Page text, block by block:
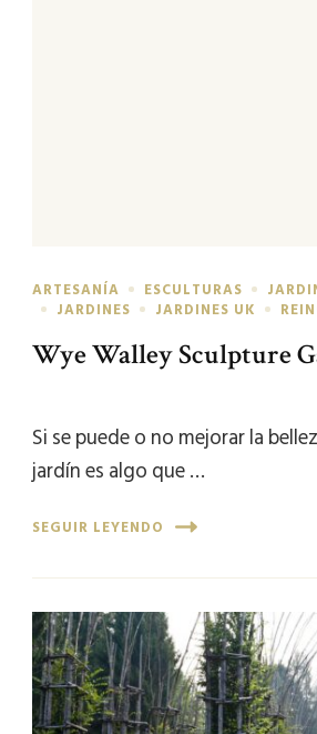
ARTESANÍA ESCULTURAS
JARDINES
JARDINES UK
Wye Walley Sculpture
Si se puede o no mejorar la
jardín es algo que …
SEGUIR LEYENDO